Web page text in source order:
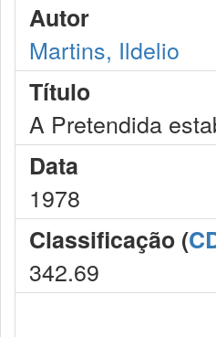
Autor
Martins, Ildelio
Título
A Pretendida
Data
1978
Classificação (
342.69